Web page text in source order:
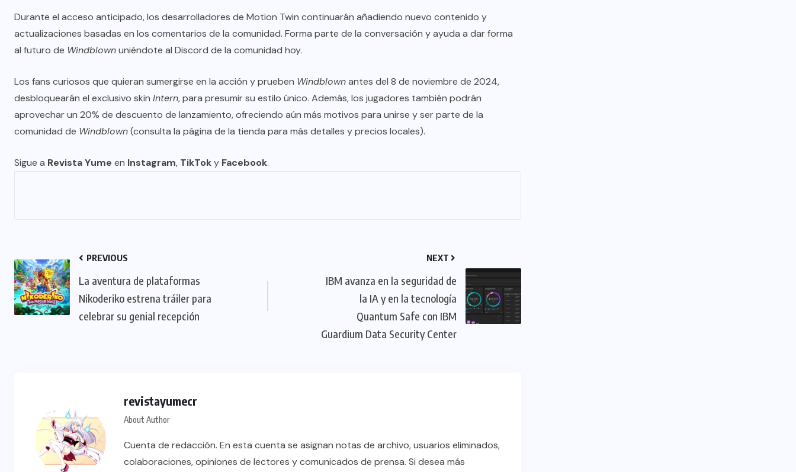
Durante el acceso anticipado, los desarrolladores de Motion Twin continuarán añadiendo nuevo contenido y
actualizaciones basadas en los comentarios de la comunidad. Forma parte de la conversación y ayuda a dar forma
al futuro de Windblownuniéndote al Discord de la comunidad hoy.
Los fans curiosos que quieran sumergirse en la acción y prueben Windblownantes del 8 de noviembre de 2024,
desbloquearán el exclusivo skin Intern, para presumir su estilo único. Además, los jugadores también podrán
aprovechar un 20% de descuento de lanzamiento, ofreciendo aún más motivos para unirse y ser parte de la
comunidad de Windblown(consulta la página de la tienda para más detalles y precios locales).
Sigue a Revista Yume en Instagram, TikToky Facebook.
PREVIOUS
La aventura de plataformas
Nikoderiko estrena tráiler para
celebrar su genial recepción
NEXT
IBM avanza en la seguridad de
la IA y en la tecnología
Quantum Safe con IBM
Guardium Data Security Center
revistayumecr
About Author
Cuenta de redacción. En esta cuenta se asignan notas de archivo, usuarios eliminados,
colaboraciones, opiniones de lectores y comunicados de prensa. Si desea más